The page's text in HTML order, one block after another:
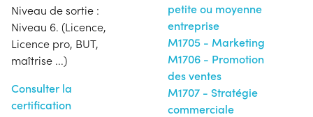
Niveau de sortie :
Niveau 6. (Licence,
Licence pro, BUT,
maîtrise ...)
Consulter la
certification
petite ou moyenne
entreprise
M1705 - Marketing
M1706 - Promotion
des ventes
M1707 - Stratégie
commerciale